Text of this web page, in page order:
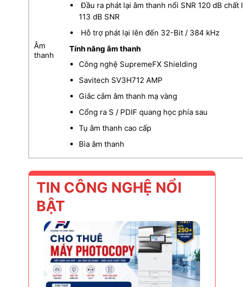
Âm
thanh
Đầu ra phát lại âm thanh nổi SNR 120 dB chất
113 dB SNR
Hỗ trợ phát lại lên đến 32-Bit / 384 kHz
Tính năng âm thanh
Công nghệ SupremeFX Shielding
Savitech SV3H712 AMP
Giắc cắm âm thanh mạ vàng
Cổng ra S / PDIF quang học phía sau
Tụ âm thanh cao cấp
Bìa âm thanh
TIN CÔNG NGHỆ NỔI
BẬT